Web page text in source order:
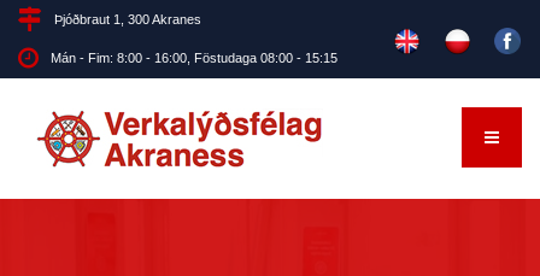
Þjóðbraut 1, 300 Akranes
Mán - Fim: 8:00 - 16:00, Föstudaga 08:00 - 15:15